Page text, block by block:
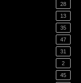
28
13
35
47
31
2
45